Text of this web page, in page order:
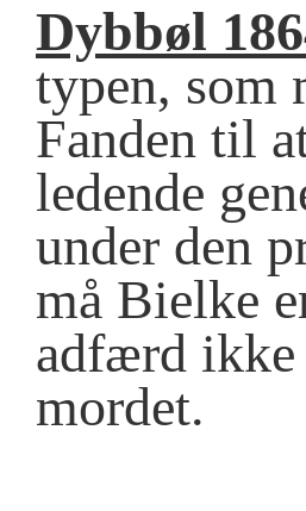
Dybbøl
typen, som
Fanden til
ledende
under den
må Bielke
adfærd
mordet.